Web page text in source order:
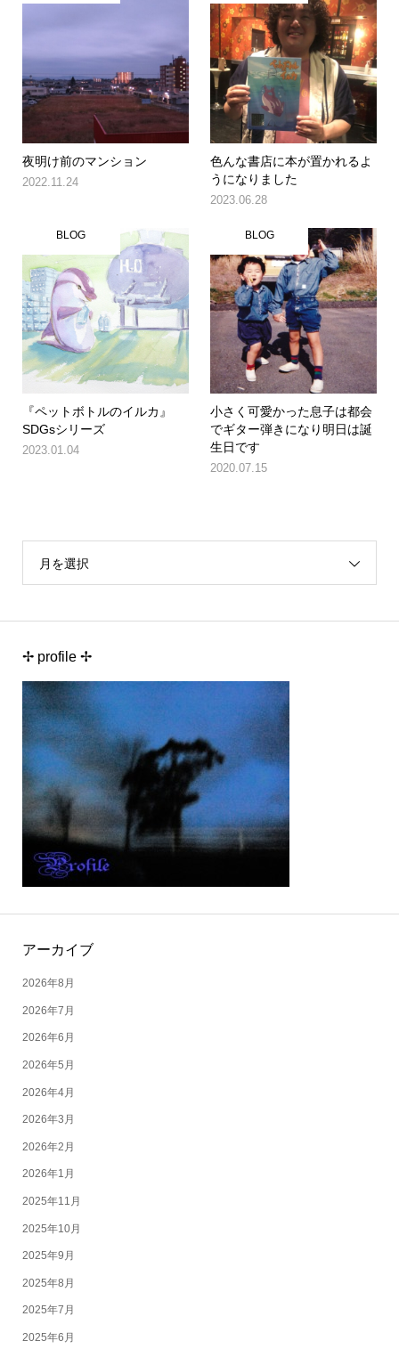
夜明け前のマンション
2022.11.24
色んな書店に本が置かれるよ
うになりました
2023.06.28
BLOG
『ペットボトルのイルカ』
SDGsシリーズ
2023.01.04
BLOG
小さく可愛かった息子は都会
でギター弾きになり明日は誕
生日です
2020.07.15
月を選択
✢ profile ✢
アーカイブ
2026年8月
2026年7月
2026年6月
2026年5月
2026年4月
2026年3月
2026年2月
2026年1月
2025年11月
2025年10月
2025年9月
2025年8月
2025年7月
2025年6月